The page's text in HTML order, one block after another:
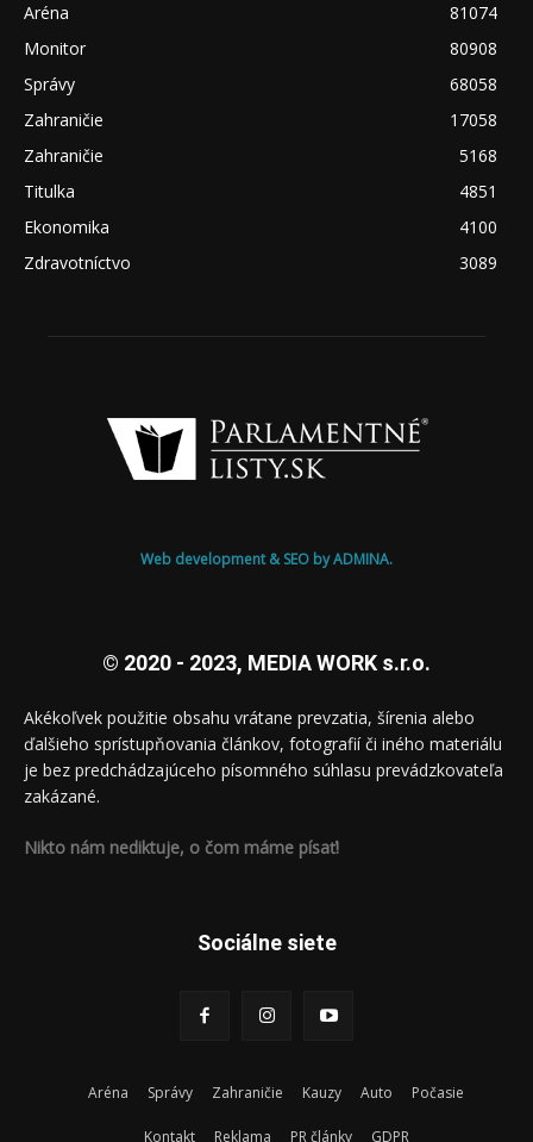
Aréna
81074
Monitor
80908
Správy
68058
Zahraničie
17058
Zahraničie
5168
Titulka
4851
Ekonomika
4100
Zdravotníctvo
3089
Web development & SEO by ADMINA.
© 2020 - 2023, MEDIA WORK s.r.o.
Akékoľvek použitie obsahu vrátane prevzatia, šírenia alebo
ďalšieho sprístupňovania článkov, fotografií či iného materiálu
je bez predchádzajúceho písomného súhlasu prevádzkovateľa
zakázané.
Nikto nám nediktuje, o čom máme písať!
Sociálne siete
Aréna Správy Zahraničie Kauzy Auto Počasie
Kontakt Reklama PR články GDPR